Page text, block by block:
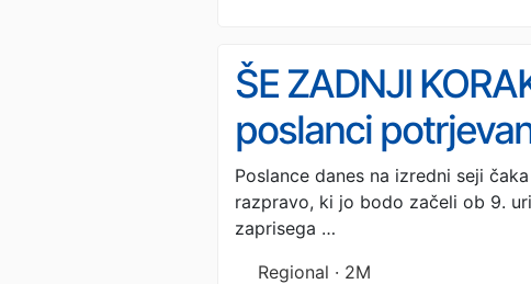
ŠE ZADNJI
poslanci
Poslance danes na izredni seji
razpravo, ki jo bodo začeli ob 9.
zaprisega …
Regional · 2M